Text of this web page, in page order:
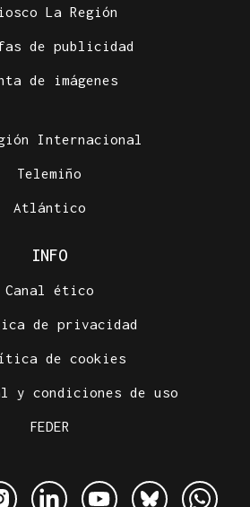
La Región
de publicidad
de imágenes
Internacional
Telemiño
Atlántico
INFO
Canal ético
de privacidad
de cookies
y condiciones de uso
FEDER